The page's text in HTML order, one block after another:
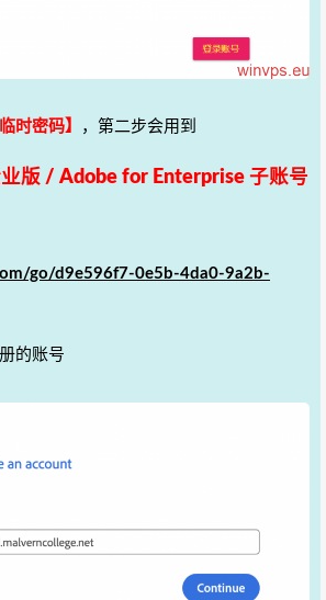
临时密码】 ，第二步会用到
版 / Adobe for Enterprise 子账号
go/d9e596f7-0e5b-4da0-9a2b-
的账号